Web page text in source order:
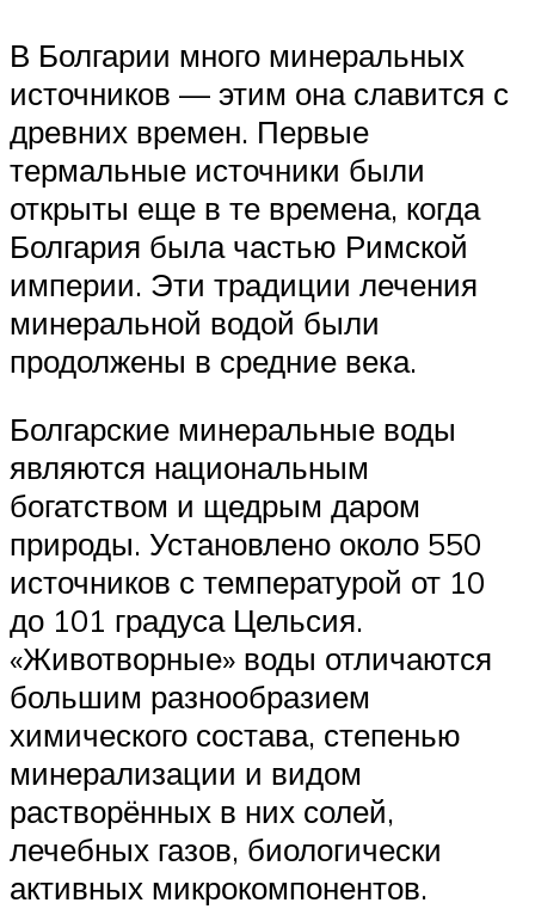
В Болгарии много минеральных
источников — этим она славится с
древних времен. Первые
термальные источники были
открыты еще в те времена, когда
Болгария была частью Римской
империи. Эти традиции лечения
минеральной водой были
продолжены в средние века.
Болгарские минеральные воды
являются национальным
богатством и щедрым даром
природы. Установлено около 550
источников с температурой от 10
до 101 градуса Цельсия.
«Животворные» воды отличаются
большим разнообразием
химического состава, степенью
минерализации и видом
растворённых в них солей,
лечебных газов, биологически
активных микрокомпонентов.